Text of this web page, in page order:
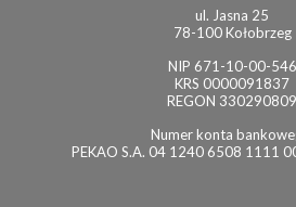
ul. Jasna 25
78-100 Kołobrzeg
NIP 671-10-00-546
KRS 0000091837
REGON 330290809
Numer konta
PEKAO S.A. 04 1240 6508 1111